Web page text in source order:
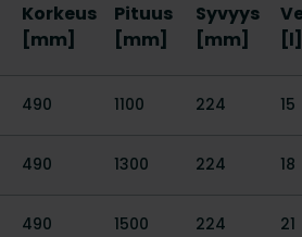
Korkeus
[mm]
Pituus
[mm]
Syvyys
[mm]
[l]
490 1100 224 15
490 1300 224 18
490 1500 224 21